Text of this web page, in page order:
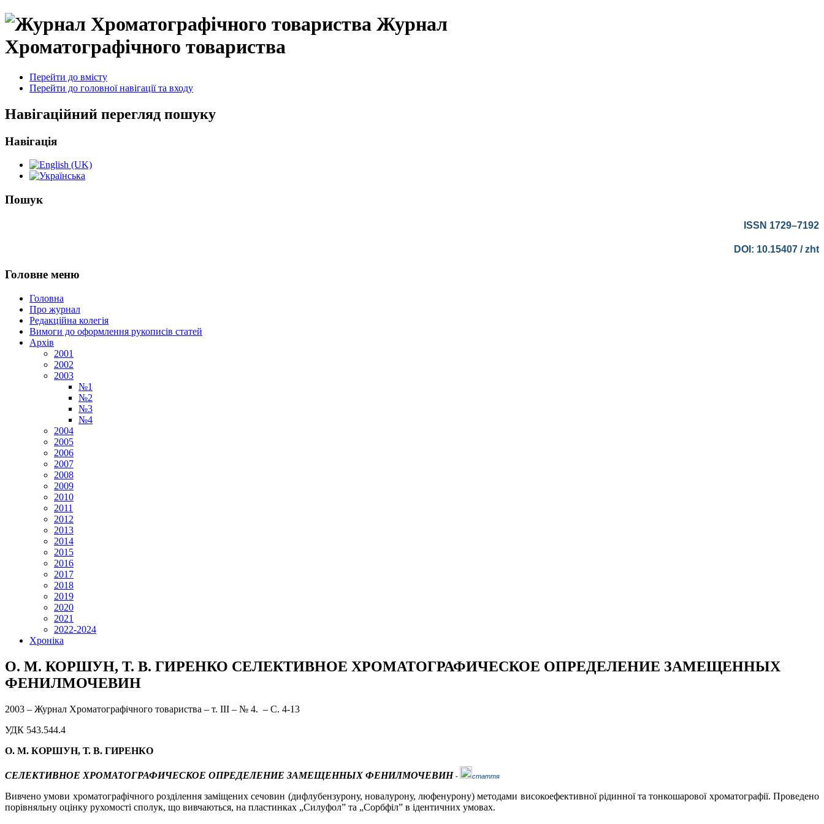
Журнал
Хроматографічного товариства
Перейти до вмісту
Перейти до головної навігації та входу
Навігаційний перегляд пошуку
Навігація
Пошук
ISSN 1729–7192
DOI: 10.15407 / zht
Головне меню
Головна
Про журнал
Редакційна колегія
Вимоги до оформлення рукописів статей
Архів
2001
2002
2003
№1
№2
№3
№4
2004
2005
2006
2007
2008
2009
2010
2011
2012
2013
2014
2015
2016
2017
2018
2019
2020
2021
2022-2024
Хроніка
О. М. КОРШУН, Т. В. ГИРЕНКО СЕЛЕКТИВНОЕ ХРОМАТОГРАФИЧЕСКОЕ ОПРЕДЕЛЕНИЕ ЗАМЕЩЕННЫХ
ФЕНИЛМОЧЕВИН
2003 – Журнал Хроматографічного товариства – т. ІІІ – № 4. – С. 4-13
УДК 543.544.4
О. М. КОРШУН, Т. В. ГИРЕНКО
СЕЛЕКТИВНОЕ ХРОМАТОГРАФИЧЕСКОЕ ОПРЕДЕЛЕНИЕ ЗАМЕЩЕННЫХ ФЕНИЛМОЧЕВИН - стаття
Вивчено умови хроматографічного розділення заміщених сечовин (дифлубензурону, новалурону, люфенурону) методами високоефективної рідинної та тонкошарової хроматографії. Проведено
порівняльну оцінку рухомості сполук, що вивчаються, на пластинках „Силуфол” та „Сорбфіл” в ідентичних умовах.